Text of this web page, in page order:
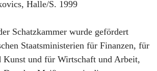
Halle/S. 1999
Schatzkammer wurde gefördert
Staatsministerien für Finanzen, für
Kunst und für Wirtschaft und Arbeit,